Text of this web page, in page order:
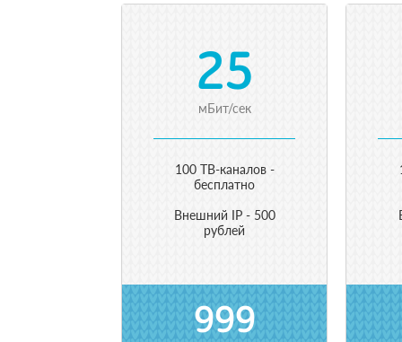
25
мБит/сек
100 ТВ-каналов -
бесплатно
Внешний IP - 500
рублей
999